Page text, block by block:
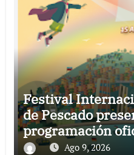
Festival
de Pescado
programación
Ago 9, 2026